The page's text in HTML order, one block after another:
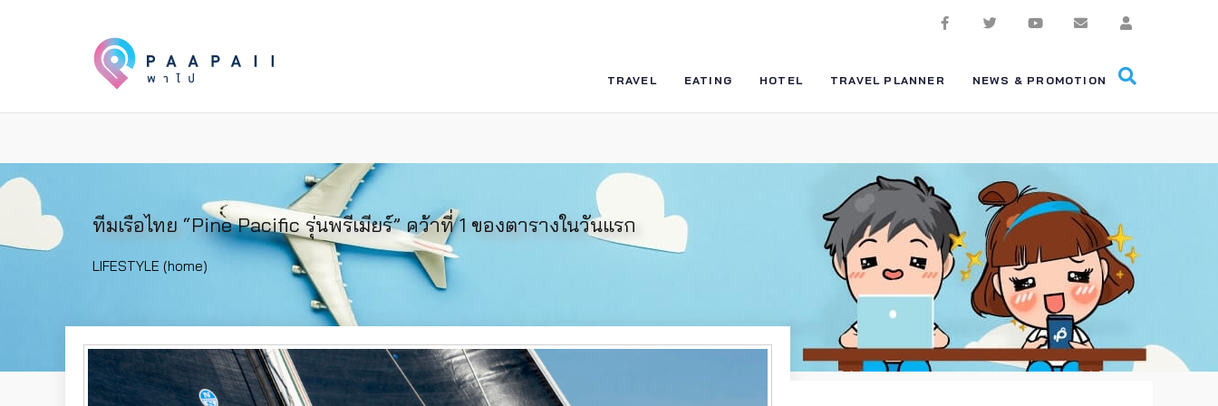
TRAVEL EATING HOTEL TRAVEL PLANNER NEWS & PROMOTION
ทีมเรือไทย “Pine Pacific รุ่นพรีเมียร์” คว้าที่ 1 ของตารางในวันแรก
LIFESTYLE (home)